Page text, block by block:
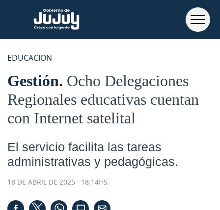
EDUCACIÓN
Gestión Ocho Delegaciones
Regionales educativas cuentan
con Internet satelital
El servicio facilita las tareas
administrativas y pedagógicas.
18 DE ABRIL DE 2025 · 18:14HS.